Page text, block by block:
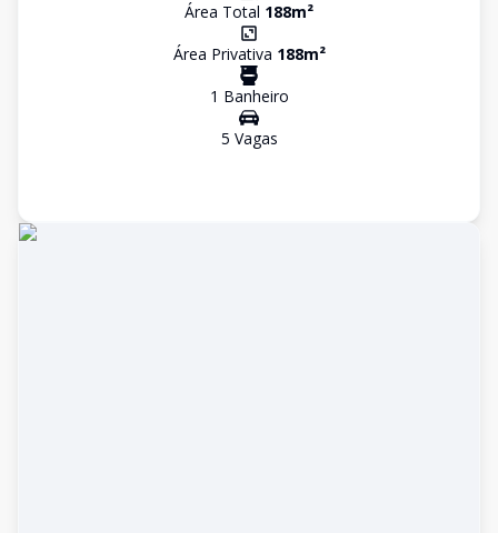
Área Total 188m²
Área Privativa 188m²
1 Banheiro
5 Vagas